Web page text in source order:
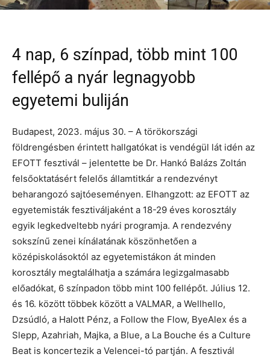
4 nap, 6 színpad, több mint 100
fellépő a nyár legnagyobb
egyetemi buliján
Budapest, 2023. május 30. – A törökországi
földrengésben érintett hallgatókat is vendégül lát idén az
EFOTT fesztivál – jelentette be Dr. Hankó Balázs Zoltán
felsőoktatásért felelős államtitkár a rendezvényt
beharangozó sajtóeseményen. Elhangzott: az EFOTT az
egyetemisták fesztiváljaként a 18-29 éves korosztály
egyik legkedveltebb nyári programja. A rendezvény
sokszínű zenei kínálatának köszönhetően a
középiskolásoktól az egyetemistákon át minden
korosztály megtalálhatja a számára legizgalmasabb
előadókat, 6 színpadon több mint 100 fellépőt. Július 12.
és 16. között többek között a VALMAR, a Wellhello,
Dzsúdló, a Halott Pénz, a Follow the Flow, ByeAlex és a
Slepp, Azahriah, Majka, a Blue, a La Bouche és a Culture
Beat is koncertezik a Velencei-tó partján. A fesztivál